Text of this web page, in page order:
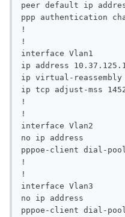
peer default ip
ppp authentication
!
!
interface Vlan1
ip address
ip virtual-reassembly
ip tcp adjust-mss
!
!
interface Vlan2
no ip address
pppoe-client dial-
!
!
interface Vlan3
no ip address
pppoe-client dial-